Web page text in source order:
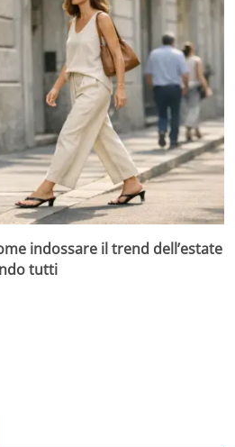
indossare il trend dell’estate
tutti